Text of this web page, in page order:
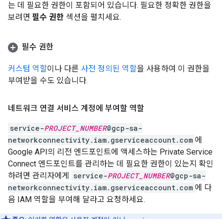
는 데 필요한 권한이 포함되어 있습니다. 필요한 정확한 권한을
보려면 필수 권한 섹션을 펼치세요.
필수 권한
커스텀 역할이나 다른 사전 정의된 역할을 사용하여 이 권한을
부여받을 수도 있습니다.
네트워크 연결 서비스 계정에 부여할 역할
service-PROJECT_NUMBER@gcp-sa-
networkconnectivity.iam.gserviceaccount.com 에
Google API의 리전 엔드포인트에 액세스하는 Private Service
Connect 엔드포인트를 관리하는 데 필요한 권한이 있는지 확인
하려면 관리자에게
service-PROJECT_NUMBER@gcp-sa-
networkconnectivity.iam.gserviceaccount.com 에 다
음 IAM 역할을 부여해 달라고 요청하세요.